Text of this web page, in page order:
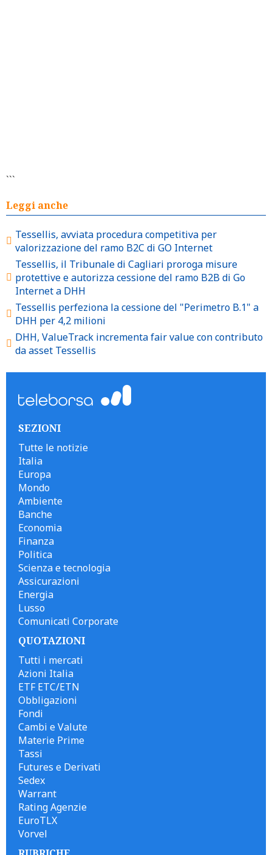
```
Leggi anche
Tessellis, avviata procedura competitiva per
valorizzazione del ramo B2C di GO Internet
Tessellis, il Tribunale di Cagliari proroga misure
protettive e autorizza cessione del ramo B2B di Go
Internet a DHH
Tessellis perfeziona la cessione del "Perimetro B.1" a
DHH per 4,2 milioni
DHH, ValueTrack incrementa fair value con contributo
da asset Tessellis
SEZIONI
Tutte le notizie
Italia
Europa
Mondo
Ambiente
Banche
Economia
Finanza
Politica
Scienza e tecnologia
Assicurazioni
Energia
Lusso
Comunicati Corporate
QUOTAZIONI
Tutti i mercati
Azioni Italia
ETF ETC/ETN
Obbligazioni
Fondi
Cambi e Valute
Materie Prime
Tassi
Futures e Derivati
Sedex
Warrant
Rating Agenzie
EuroTLX
Vorvel